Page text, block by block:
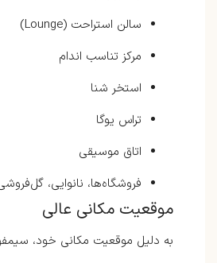
سالن استراحت (Lounge)
مرکز تناسب اندام
استخر شنا
تراس یوگا
اتاق موسیقی
فروشگاه‌ها، نانوایی،
موقعیت مکانی عالی
به دلیل موقعیت مکانی خود،